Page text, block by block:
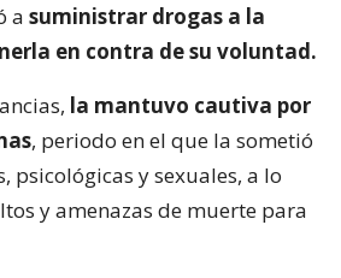
a suministrar drogas a la
en contra de su voluntad.
la mantuvo cautiva por
, periodo en el que la sometió
psicológicas y sexuales, a lo
y amenazas de muerte para